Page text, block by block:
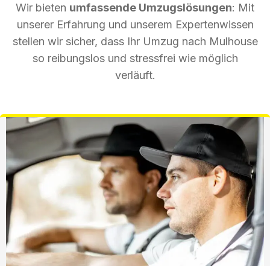
Wir bieten umfassende Umzugslösungen: Mit
unserer Erfahrung und unserem Expertenwissen
stellen wir sicher, dass Ihr Umzug nach Mulhouse
so reibungslos und stressfrei wie möglich
verläuft.